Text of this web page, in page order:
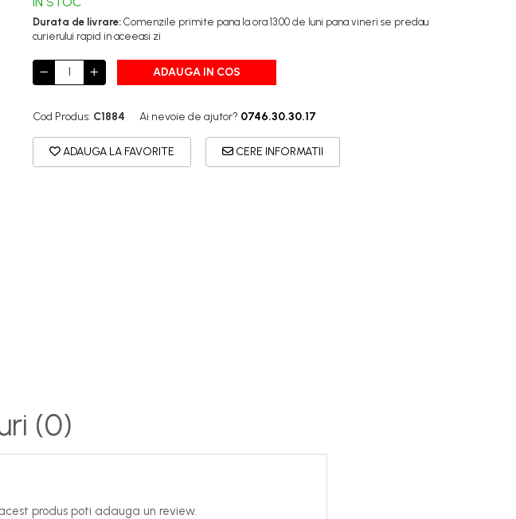
Durata de livrare: Comenzile primite pana la ora 13:00 de luni pana vineri se predau
curierului rapid in aceeasi zi
ADAUGA IN COS
Cod Produs: C1884 Ai nevoie de ajutor? 0746.30.30.17
ADAUGA LA FAVORITE CERE INFORMATII
(0)
produs poti adauga un review.